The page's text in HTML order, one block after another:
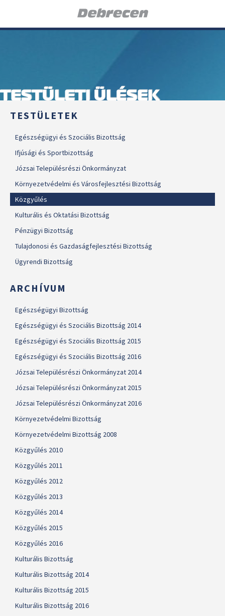
TESTÜLETI ÜLÉSEK
TESTÜLETEK
Egészségügyi és Szociális Bizottság
Ifjúsági és Sportbizottság
Józsai Településrészi Önkormányzat
Környezetvédelmi és Városfejlesztési Bizottság
Közgyűlés
Kulturális és Oktatási Bizottság
Pénzügyi Bizottság
Tulajdonosi és Gazdaságfejlesztési Bizottság
Ügyrendi Bizottság
ARCHÍVUM
Egészségügyi Bizottság
Egészségügyi és Szociális Bizottság 2014
Egészségügyi és Szociális Bizottság 2015
Egészségügyi és Szociális Bizottság 2016
Józsai Településrészi Önkormányzat 2014
Józsai Településrészi Önkormányzat 2015
Józsai Településrészi Önkormányzat 2016
Környezetvédelmi Bizottság
Környezetvédelmi Bizottság 2008
Közgyűlés 2010
Közgyűlés 2011
Közgyűlés 2012
Közgyűlés 2013
Közgyűlés 2014
Közgyűlés 2015
Közgyűlés 2016
Kulturális Bizottság
Kulturális Bizottság 2014
Kulturális Bizottság 2015
Kulturális Bizottság 2016